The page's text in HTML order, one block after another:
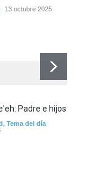
13 octubre 2025
Padre e hijos
, Tema del día